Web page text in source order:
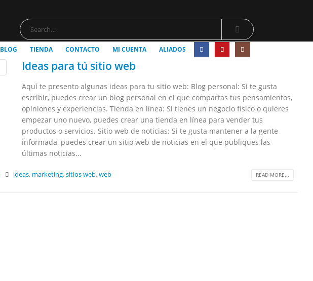
BLOG TIENDA CONTACTO MI CUENTA ALIADOS
Ideas para tú sitio web
Aquí te presento algunas ideas para tu sitio web: Blog personal: Si te gusta
escribir, puedes crear un blog personal en el que compartas tus pensamientos,
opiniones y experiencias. Tienda en línea: Si tienes un negocio físico o quieres
empezar uno nuevo, puedes crear una tienda en línea para vender tus
productos o servicios. Sitio web de noticias: Si te gusta mantener a la gente
informada, puedes crear un sitio web de noticias en el que publiques las
últimas noticias...
ideas, marketing,sitios web,web READ MORE...